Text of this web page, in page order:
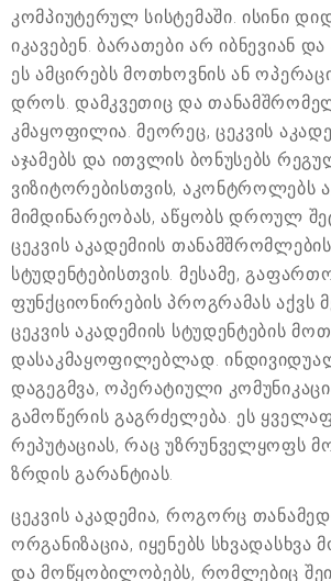
კომპიუტერულ სისტემაში. ისინი
იკავებენ. ბარათები არ იბნევიან
ეს ამცირებს მოთხოვნის ან
დროს. დამკვეთიც და
კმაყოფილია. მეორეც, ცეკვის
აჯამებს და ითვლის ბონუსებს
ვიზიტორებისთვის, აკონტროლებს
მიმდინარეობას, აწყობს დროულ
ცეკვის აკადემიის
სტუდენტებისთვის. მესამე,
ფუნქციონირების პროგრამას აქვს
ცეკვის აკადემიის სტუდენტების
დასაკმაყოფილებლად.
დაგეგმვა, ოპერატიული
გამოწერის გაგრძელება. ეს
რეპუტაციას, რაც უზრუნველყოფს
ზრდის გარანტიას.
ცეკვის აკადემია, როგორც
ორგანიზაცია, იყენებს სხვადასხვა
და მოწყობილობებს, რომლებიც